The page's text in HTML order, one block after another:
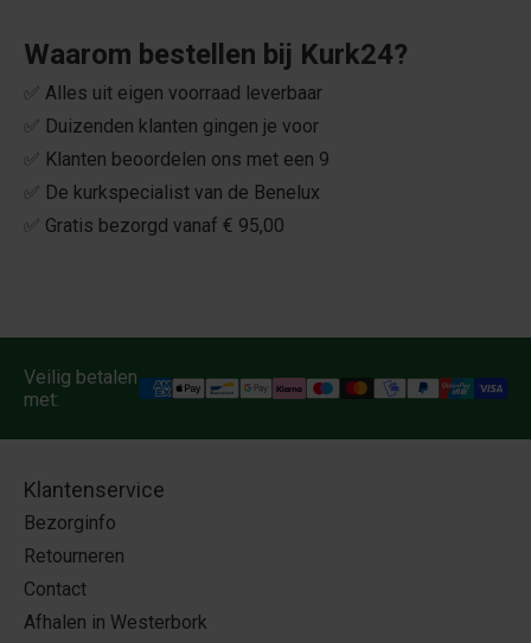
Waarom bestellen bij Kurk24?
✅ Alles uit eigen voorraad leverbaar
✅ Duizenden klanten gingen je voor
✅ Klanten beoordelen ons met een 9
✅ De kurkspecialist van de Benelux
✅ Gratis bezorgd vanaf € 95,00
Veilig betalen
met:
Klantenservice
Bezorginfo
Retourneren
Contact
Afhalen in Westerbork